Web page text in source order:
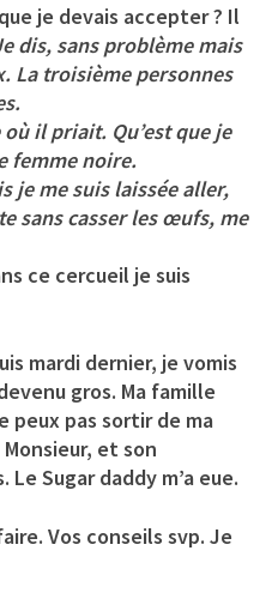
je devais accepter ? Il
dis, sans problème mais
La troisième personnes
il priait. Qu’est que je
femme noire.
je me suis laissée aller,
sans casser les œufs, me
ce cercueil je suis
mardi dernier, je vomis
gros. Ma famille
peux pas sortir de ma
et son
Sugar daddy m’a eue.
Vos conseils svp. Je